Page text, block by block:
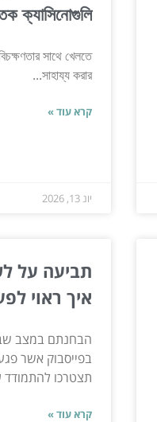
ক্যাসিনোগুলি
সাথে খেলতে
সাহায্য করার...
קרא עוד »
יונ 13, 2026
תביעה על
איך ראוי
הבחנתם במצב
בפייסבוק אשר
תצטרכו
קרא עוד »